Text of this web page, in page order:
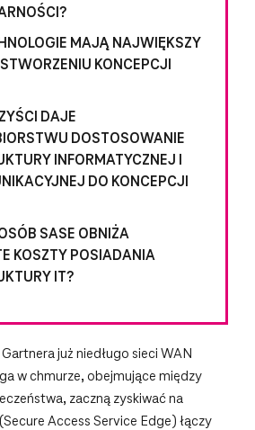
MAJĄ NAJWIĘKSZY
KONCEPCJI
DAJE
DOSTOSOWANIE
INFORMATYCZNEJ I
DO KONCEPCJI
SASE OBNIŻA
KOSZTY POSIADANIA
IT?
już niedługo sieci WAN
w chmurze, obejmujące między
zaczną zyskiwać na
Access Service Edge) łączy